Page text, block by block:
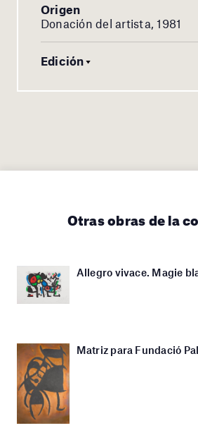
Origen
Donación del artista, 1981
Edición
Otras obras de la
Allegro vivace. Magie
Matriz para Fundació